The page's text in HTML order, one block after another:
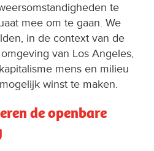
te
mee om te gaan. We
in de context van de
van Los Angeles,
mens en milieu
winst te maken.
de openbare